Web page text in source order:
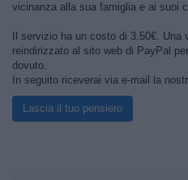
vicinanza alla sua famiglia e ai suoi
Il servizio ha un costo di 3.50€.
reindirizzato al sito web di PayPal
dovuto.
In seguito riceverai via e-mail la
Lascia il tuo pensiero